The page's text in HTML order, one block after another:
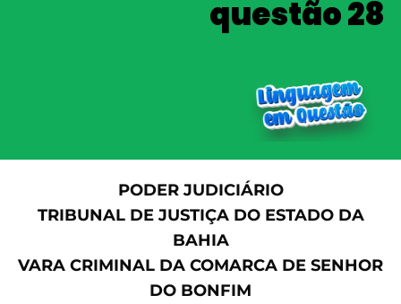
questão 28
PODER JUDICIÁRIO
TRIBUNAL DE JUSTIÇA DO ESTADO DA
BAHIA
VARA CRIMINAL DA COMARCA DE SENHOR
DO BONFIM